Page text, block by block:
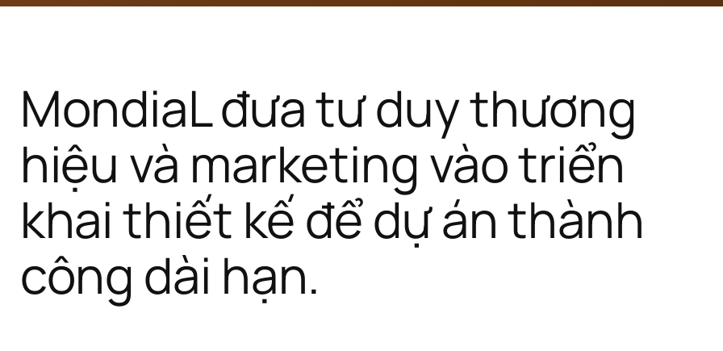
MondiaL đưa tư duy thương
hiệu và marketing vào triển
khai thiết kế để dự án thành
công dài hạn.